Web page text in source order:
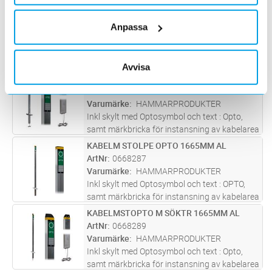
Anpassa
Avvisa
Skylten har en märkbricka för instansning av
gullackerad kraftig aluminiumprofil me
mer
ST Lägg i kundvagn
KABELM STOLPE OPTO 1250MM AL
0668279
Kabelmarkeringsstolpe 1250mm. Inkl skylt
Optosamt märkbricka för instansning av
Stolpe för lägesbestämning och markering av
optokabel/slang där läge ej är up...läs mer
ST Lägg i kundvagn
ArtNr 0668288
Varumärke
HAMMARPRODUKTER
Inkl skylt med Optosymbol och text : Opto,
samt märkbricka för instansning av kabelarea
avstånd etc. Högst upp på stolpen finns uttag
för att lägga signal och kunna göra en
lägesbestämning av optoka...läs mer
ST Lägg i kundvagn
KABELM STOLPE OPTO 1665MM AL
ArtNr 0668287
Varumärke
HAMMARPRODUKTER
Inkl skylt med Optosymbol och text : OPTO,
samt märkbricka för instansning av kabelarea
avstånd etc. Stolpe för lägesbestämning och
markering av optokabel/slang där läge ej är
uppenbart. "Long life...läs mer
ST Lägg i kundvagn
KABELMSTOPTO M SÖKTR 1665MM AL
ArtNr 0668289
Varumärke
HAMMARPRODUKTER
Inkl skylt med Optosymbol och text : Opto,
samt märkbricka för instansning av kabelarea